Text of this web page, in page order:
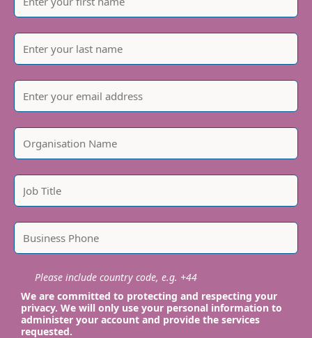
Please include country code, e.g. +44
We are committed to protecting and respecting your
privacy. We will only use your personal information to
administer your account and provide the services
requested.